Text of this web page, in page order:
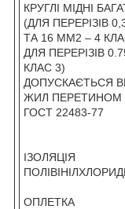
КРУГЛІ МІДНІ
(ДЛЯ ПЕРЕРІЗІВ
ТА 16 ММ2 – 4
ДЛЯ ПЕРЕРІЗІВ
КЛАС 3)
ДОПУСКАЄТЬСЯ
ЖИЛ ПЕРЕТИНОМ
ГОСТ 22483-77
ІЗОЛЯЦІЯ
ОПЛЕТКА